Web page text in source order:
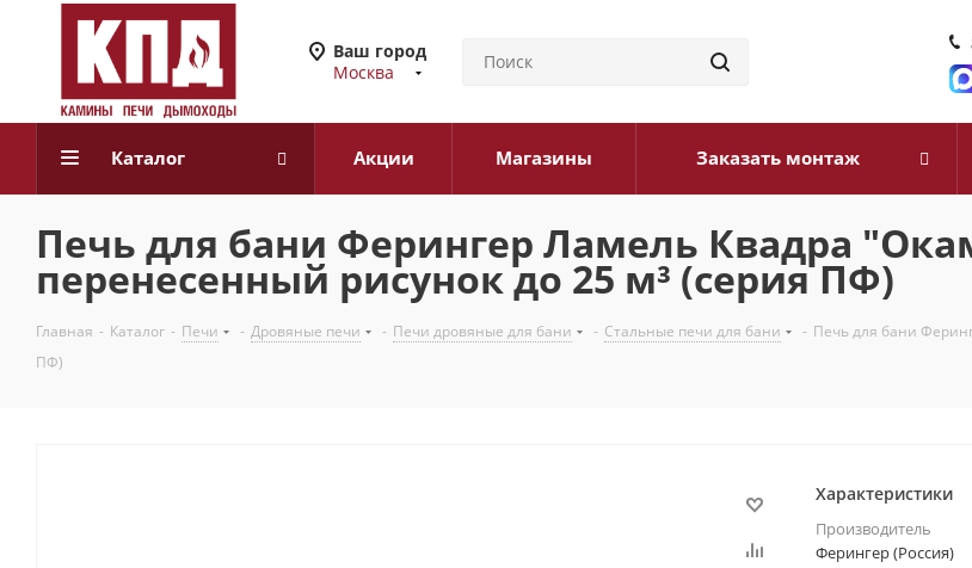
Ваш город
Москва
Каталог Акции Магазины Заказать монтаж
Печь для бани Ферингер Ламель Квадра
перенесенный рисунок до 25 м³ (серия ПФ)
Главная - Каталог - Печи - Дровяные печи - Печи дровяные для бани - Стальные печи для бани - Печь для бани
ПФ)
Характеристики
Производитель
Ферингер (Россия)